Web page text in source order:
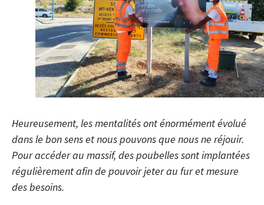
Heureusement, les mentalités ont énormément évolué
dans le bon sens et nous pouvons que nous ne réjouir.
Pour accéder au massif, des poubelles sont implantées
régulièrement afin de pouvoir jeter au fur et mesure
des besoins.